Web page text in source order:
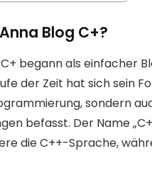
Blog C+?
begann als einfacher
der Zeit hat sich sein
sondern
befasst. Der Name
die C++-Sprache,